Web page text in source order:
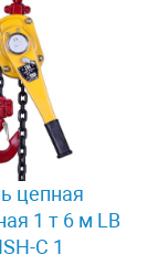
цепная
1 т 6 м LB
C 1